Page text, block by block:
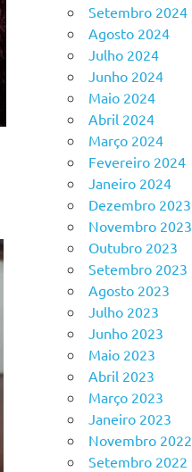
Setembro 2024
Agosto 2024
Julho 2024
Junho 2024
Maio 2024
Abril 2024
Março 2024
Fevereiro 2024
Janeiro 2024
Dezembro 2023
Novembro 2023
Outubro 2023
Setembro 2023
Agosto 2023
Julho 2023
Junho 2023
Maio 2023
Abril 2023
Março 2023
Janeiro 2023
Novembro 2022
Setembro 2022